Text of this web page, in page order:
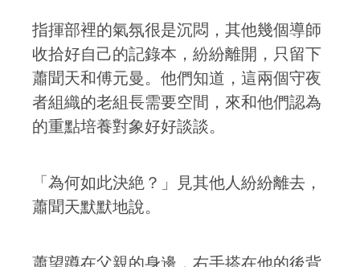
指揮部裡的氣氛很是沉悶，其他幾個導師
收拾好自己的記錄本，紛紛離開，只留下
蕭聞天和傅元曼。他們知道，這兩個守夜
者組織的老組長需要空間，來和他們認為
的重點培養對象好好談談。
「為何如此決絶？」見其他人紛紛離去，
蕭聞天默默地說。